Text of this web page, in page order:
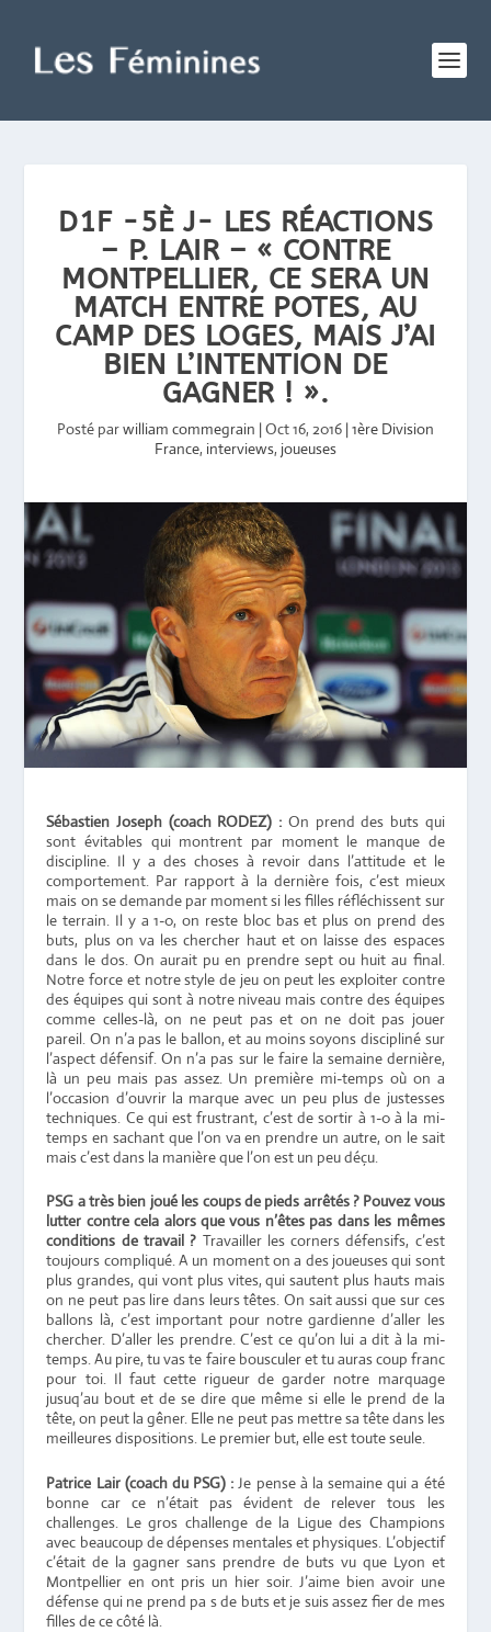
D1F -5È J- LES RÉACTIONS
– P. LAIR – « CONTRE
MONTPELLIER, CE SERA UN
MATCH ENTRE POTES, AU
CAMP DES LOGES, MAIS J’AI
BIEN L’INTENTION DE
GAGNER ! ».
Posté parwilliam commegrain |Oct 16, 2016 |1ère Division
France, interviews, joueuses
Sébastien Joseph (coach RODEZ) : On prend des buts qui
sont évitables qui montrent par moment le manque de
discipline. Il y a des choses à revoir dans l’attitude et le
comportement. Par rapport à la dernière fois, c’est mieux
mais on se demande par moment si les filles réfléchissent sur
le terrain. Il y a 1-0, on reste bloc bas et plus on prend des
buts, plus on va les chercher haut et on laisse des espaces
dans le dos. On aurait pu en prendre sept ou huit au final.
Notre force et notre style de jeu on peut les exploiter contre
des équipes qui sont à notre niveau mais contre des équipes
comme celles-là, on ne peut pas et on ne doit pas jouer
pareil. On n’a pas le ballon, et au moins soyons discipliné sur
l’aspect défensif. On n’a pas sur le faire la semaine dernière,
là un peu mais pas assez. Un première mi-temps où on a
l’occasion d’ouvrir la marque avec un peu plus de justesses
techniques. Ce qui est frustrant, c’est de sortir à 1-0 à la mi-
temps en sachant que l’on va en prendre un autre, on le sait
mais c’est dans la manière que l’on est un peu déçu.
PSG a très bien joué les coups de pieds arrêtés ? Pouvez vous
lutter contre cela alors que vous n’êtes pas dans les mêmes
conditions de travail ? Travailler les corners défensifs, c’est
toujours compliqué. A un moment on a des joueuses qui sont
plus grandes, qui vont plus vites, qui sautent plus hauts mais
on ne peut pas lire dans leurs têtes. On sait aussi que sur ces
ballons là, c’est important pour notre gardienne d’aller les
chercher. D’aller les prendre. C’est ce qu’on lui a dit à la mi-
temps. Au pire, tu vas te faire bousculer et tu auras coup franc
pour toi. Il faut cette rigueur de garder notre marquage
jusuq’au bout et de se dire que même si elle le prend de la
tête, on peut la gêner. Elle ne peut pas mettre sa tête dans les
meilleures dispositions. Le premier but, elle est toute seule.
Patrice Lair (coach du PSG) :Je pense à la semaine qui a été
bonne car ce n’était pas évident de relever tous les
challenges. Le gros challenge de la Ligue des Champions
avec beaucoup de dépenses mentales et physiques. L’objectif
c’était de la gagner sans prendre de buts vu que Lyon et
Montpellier en ont pris un hier soir. J’aime bien avoir une
défense qui ne prend pa s de buts et je suis assez fier de mes
filles de ce côté là.